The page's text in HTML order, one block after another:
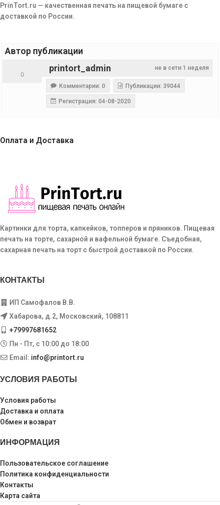
PrinTort.ru — качественная печать на пищевой бумаге с
доставкой по России.
Автор публикации
не в сети 1 неделя
printort_admin
0
Комментарии: 0
Публикации: 39044
Регистрация: 04-08-2020
Оплата и Доставка
Картинки для торта, капкейков, топперов и пряников. Пищевая
печать на торте, сахарной и вафельной бумаге. Съедобная,
сахарная печать на торт с быстрой доставкой по России.
КОНТАКТЫ
ИП Самофалов В.В.
Хабарова, д.2, Московский, 108811
+79997681652
Пн - Пт, с 10:00 до 18:00
Email: info@printort.ru
УСЛОВИЯ РАБОТЫ
Условия работы
Доставка и оплата
Обмен и возврат
ИНФОРМАЦИЯ
Пользовательское соглашение
Политика конфиденциальности
Контакты
Карта сайта